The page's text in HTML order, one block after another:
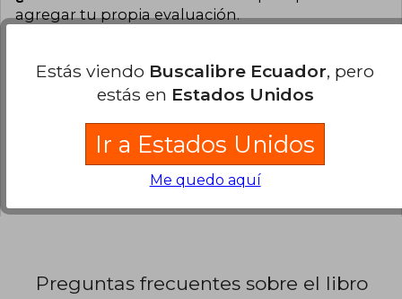
agregar tu propia evaluación.
0% (0)
0% (0)
0% (0)
0% (0)
0% (0)
Preguntas frecuentes sobre el libro
Estás viendo Buscalibre Ecuador, pero
estás en Estados Unidos
Ir a Estados Unidos
Me quedo aquí